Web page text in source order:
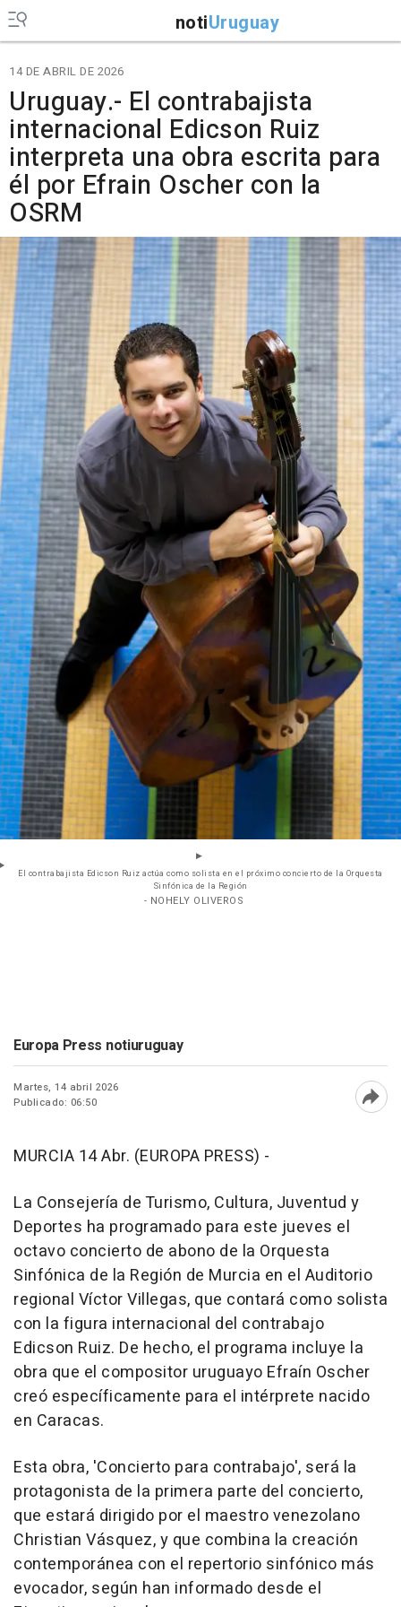
notiUruguay
14 DE ABRIL DE 2026
Uruguay.- El contrabajista
internacional Edicson Ruiz
interpreta una obra escrita para
él por Efrain Oscher con la
OSRM
El contrabajista Edicson Ruiz actúa como solista en el próximo concierto de la Orquesta
Sinfónica de la Región
- NOHELY OLIVEROS
Europa Press notiuruguay
Martes, 14 abril 2026
Publicado: 06:50
MURCIA 14 Abr. (EUROPA PRESS) -
La Consejería de Turismo, Cultura, Juventud y
Deportes ha programado para este jueves el
octavo concierto de abono de la Orquesta
Sinfónica de la Región de Murcia en el Auditorio
regional Víctor Villegas, que contará como solista
con la figura internacional del contrabajo
Edicson Ruiz. De hecho, el programa incluye la
obra que el compositor uruguayo Efraín Oscher
creó específicamente para el intérprete nacido
en Caracas.
Esta obra, 'Concierto para contrabajo', será la
protagonista de la primera parte del concierto,
que estará dirigido por el maestro venezolano
Christian Vásquez, y que combina la creación
contemporánea con el repertorio sinfónico más
evocador, según han informado desde el